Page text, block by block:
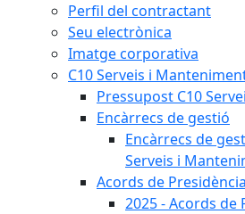
Perfil del contractant
Seu electrònica
Imatge corporativa
C10 Serveis i
Pressupost C10
Encàrrecs de gestió
Encàrrecs de
Serveis i
Acords de Presidència
2025 - Acords de